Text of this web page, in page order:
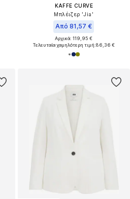
KAFFE CURVE
Μπλέιζερ 'Jia'
Από 81,57 €
Αρχικά: 119,95 €
Τελευταία χαμηλότερη τιμή:86,36 €